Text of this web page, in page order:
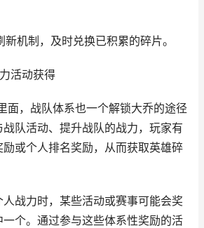
机制，及时兑换已积累的碎片。
活动获得
面，战队体系也一个解锁大乔的途径
队活动、提升战队的战力，玩家有
或个人排名奖励，从而获取英雄碎
战力时，某些活动或赛事可能会奖
个。通过参与这些体系性奖励的活